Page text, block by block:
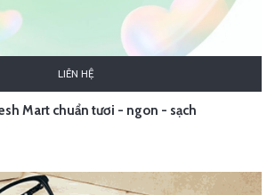
LIÊN HỆ
Mart chuẩn tươi - ngon - sạch